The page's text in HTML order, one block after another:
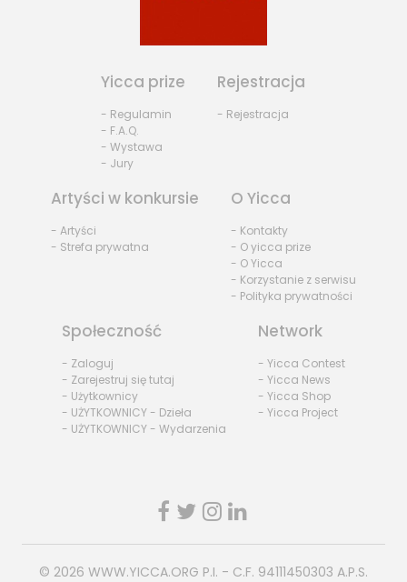
Yicca prize
- Regulamin
- F.A.Q.
- Wystawa
- Jury
Rejestracja
- Rejestracja
Artyści w konkursie
- Artyści
- Strefa prywatna
O Yicca
- Kontakty
- O yicca prize
- O Yicca
- Korzystanie z serwisu
- Polityka prywatności
Społeczność
- Zaloguj
- Zarejestruj się tutaj
- Użytkownicy
- UŻYTKOWNICY - Dzieła
- UŻYTKOWNICY - Wydarzenia
Network
- Yicca Contest
- Yicca News
- Yicca Shop
- Yicca Project
© 2026 WWW.YICCA.ORG P.I. - C.F. 94111450303 A.P.S.